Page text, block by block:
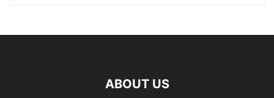
ABOUT US